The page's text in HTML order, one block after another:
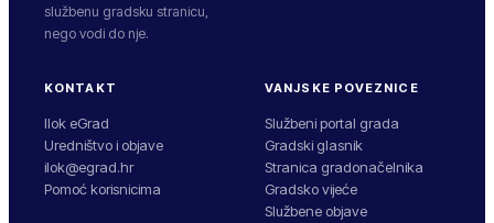
službenu gradsku stranicu,
nego vodi do nje.
KONTAKT
Ilok eGrad
Uredništvo i objave
ilok@egrad.hr
Pomoć korisnicima
VANJSKE POVEZNICE
Službeni portal grada
Gradski glasnik
Stranica gradonačelnika
Gradsko vijeće
Službene objave